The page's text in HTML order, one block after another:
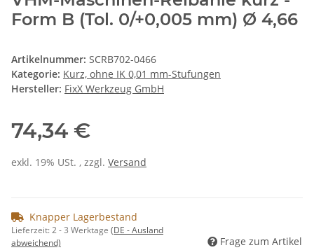
Form B (Tol. 0/+0,005 mm) Ø 4,66
Artikelnummer: SCRB702-0466
Kategorie: Kurz, ohne IK 0,01 mm-Stufungen
Hersteller: FixX Werkzeug GmbH
74,34 €
exkl. 19% USt. , zzgl. Versand
Knapper Lagerbestand
Lieferzeit:2 - 3 Werktage (DE - Ausland
abweichend)
Frage zum Artikel